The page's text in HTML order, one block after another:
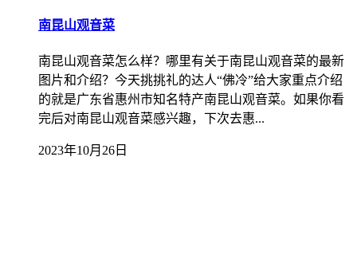
南昆山观音菜
南昆山观音菜怎么样？哪里有关于南昆山观音菜的最新
图片和介绍？今天挑挑礼的达人“佛冷”给大家重点介绍
的就是广东省惠州市知名特产南昆山观音菜。如果你看
完后对南昆山观音菜感兴趣，下次去惠...
2023年10月26日